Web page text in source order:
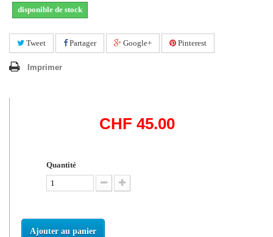
disponible de stock
Tweet Partager Google+ Pinterest
Imprimer
CHF 45.00
Quantité
Ajouter au panier